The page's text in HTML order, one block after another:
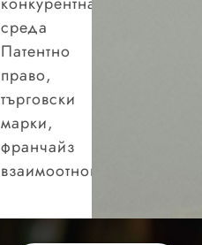
среда
Патентно
право,
търговски
марки,
франчайз
взаимоотношения